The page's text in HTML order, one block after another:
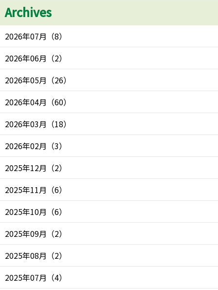
Archives
2026年07月 （8）
2026年06月 （2）
2026年05月 （26）
2026年04月 （60）
2026年03月 （18）
2026年02月 （3）
2025年12月 （2）
2025年11月 （6）
2025年10月 （6）
2025年09月 （2）
2025年08月 （2）
2025年07月 （4）